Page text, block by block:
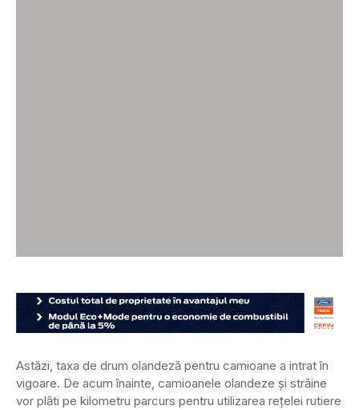
Astăzi, taxa de drum olandeză pentru camioane a intrat în
vigoare. De acum înainte, camioanele olandeze și străine
vor plăti pe kilometru parcurs pentru utilizarea rețelei rutiere